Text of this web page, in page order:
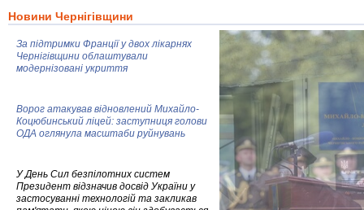
Новини Чернігівщини
За підтримки Франції у двох лікарнях
Чернігівщини облаштували
модернізовані укриття
Ворог атакував відновлений Михайло-
Коцюбинський ліцей: заступниця голови
ОДА оглянула масштаби руйнувань
У День Сил безпілотних систем
Президент відзначив досвід України у
застосуванні технологій та закликав